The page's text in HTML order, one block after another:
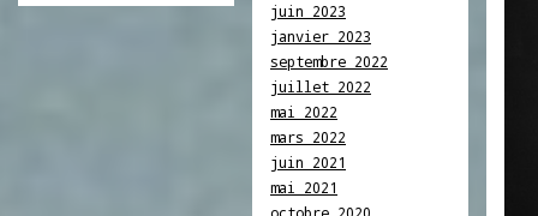
juin 2023
janvier 2023
septembre 2022
juillet 2022
mai 2022
mars 2022
juin 2021
mai 2021